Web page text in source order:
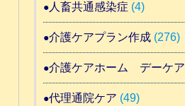
人畜共通感染症 (4)
介護ケアプラン作成(276)
介護ケアホーム デーケア
代理通院ケア (49)